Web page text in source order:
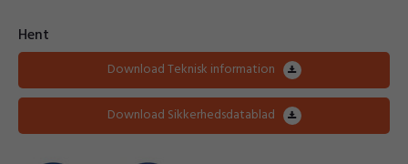
Hent
Download Teknisk information
Download Sikkerhedsdatablad